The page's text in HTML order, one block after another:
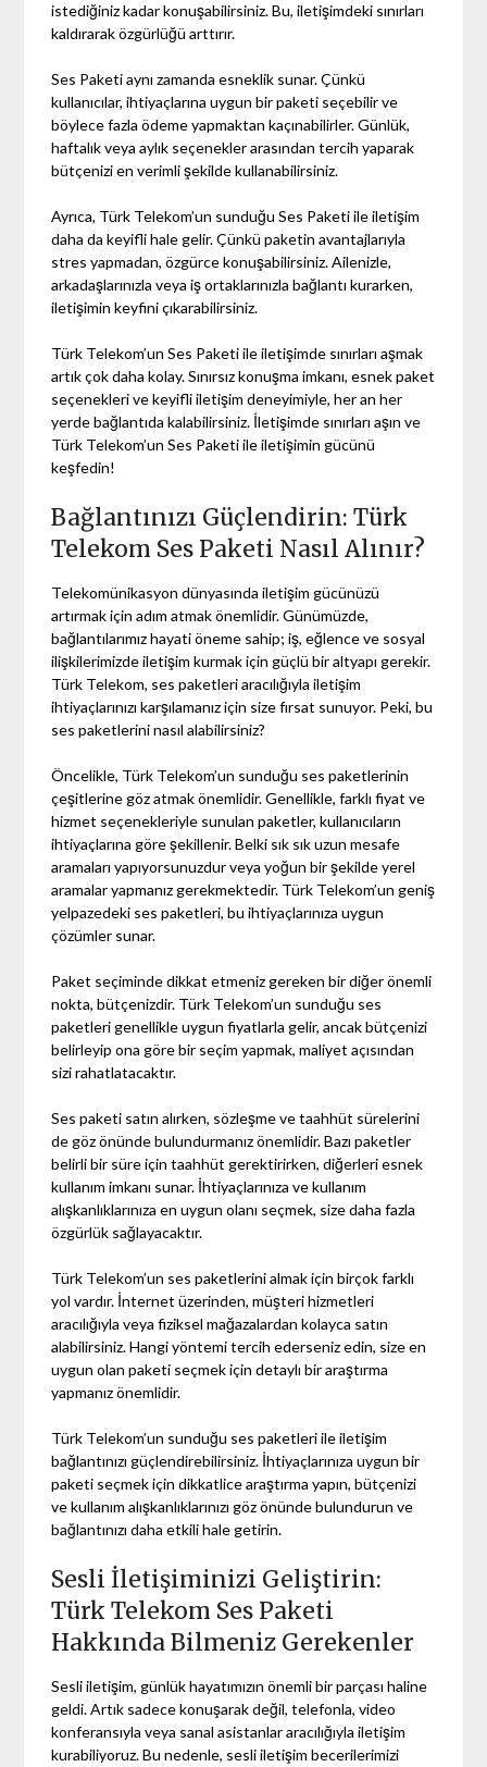
istediğiniz kadar konuşabilirsiniz. Bu, iletişimdeki sınırları
kaldırarak özgürlüğü arttırır.
Ses Paketi aynı zamanda esneklik sunar. Çünkü
kullanıcılar, ihtiyaçlarına uygun bir paketi seçebilir ve
böylece fazla ödeme yapmaktan kaçınabilirler. Günlük,
haftalık veya aylık seçenekler arasından tercih yaparak
bütçenizi en verimli şekilde kullanabilirsiniz.
Ayrıca, Türk Telekom’un sunduğu Ses Paketi ile iletişim
daha da keyifli hale gelir. Çünkü paketin avantajlarıyla
stres yapmadan, özgürce konuşabilirsiniz. Ailenizle,
arkadaşlarınızla veya iş ortaklarınızla bağlantı kurarken,
iletişimin keyfini çıkarabilirsiniz.
Türk Telekom’un Ses Paketi ile iletişimde sınırları aşmak
artık çok daha kolay. Sınırsız konuşma imkanı, esnek paket
seçenekleri ve keyifli iletişim deneyimiyle, her an her
yerde bağlantıda kalabilirsiniz. İletişimde sınırları aşın ve
Türk Telekom’un Ses Paketi ile iletişimin gücünü
keşfedin!
Bağlantınızı Güçlendirin: Türk
Telekom Ses Paketi Nasıl Alınır?
Telekomünikasyon dünyasında iletişim gücünüzü
artırmak için adım atmak önemlidir. Günümüzde,
bağlantılarımız hayati öneme sahip; iş, eğlence ve sosyal
ilişkilerimizde iletişim kurmak için güçlü bir altyapı gerekir.
Türk Telekom, ses paketleri aracılığıyla iletişim
ihtiyaçlarınızı karşılamanız için size fırsat sunuyor. Peki, bu
ses paketlerini nasıl alabilirsiniz?
Öncelikle, Türk Telekom’un sunduğu ses paketlerinin
çeşitlerine göz atmak önemlidir. Genellikle, farklı fiyat ve
hizmet seçenekleriyle sunulan paketler, kullanıcıların
ihtiyaçlarına göre şekillenir. Belki sık sık uzun mesafe
aramaları yapıyorsunuzdur veya yoğun bir şekilde yerel
aramalar yapmanız gerekmektedir. Türk Telekom’un geniş
yelpazedeki ses paketleri, bu ihtiyaçlarınıza uygun
çözümler sunar.
Paket seçiminde dikkat etmeniz gereken bir diğer önemli
nokta, bütçenizdir. Türk Telekom’un sunduğu ses
paketleri genellikle uygun fiyatlarla gelir, ancak bütçenizi
belirleyip ona göre bir seçim yapmak, maliyet açısından
sizi rahatlatacaktır.
Ses paketi satın alırken, sözleşme ve taahhüt sürelerini
de göz önünde bulundurmanız önemlidir. Bazı paketler
belirli bir süre için taahhüt gerektirirken, diğerleri esnek
kullanım imkanı sunar. İhtiyaçlarınıza ve kullanım
alışkanlıklarınıza en uygun olanı seçmek, size daha fazla
özgürlük sağlayacaktır.
Türk Telekom’un ses paketlerini almak için birçok farklı
yol vardır. İnternet üzerinden, müşteri hizmetleri
aracılığıyla veya fiziksel mağazalardan kolayca satın
alabilirsiniz. Hangi yöntemi tercih ederseniz edin, size en
uygun olan paketi seçmek için detaylı bir araştırma
yapmanız önemlidir.
Türk Telekom’un sunduğu ses paketleri ile iletişim
bağlantınızı güçlendirebilirsiniz. İhtiyaçlarınıza uygun bir
paketi seçmek için dikkatlice araştırma yapın, bütçenizi
ve kullanım alışkanlıklarınızı göz önünde bulundurun ve
bağlantınızı daha etkili hale getirin.
Sesli İletişiminizi Geliştirin:
Türk Telekom Ses Paketi
Hakkında Bilmeniz Gerekenler
Sesli iletişim, günlük hayatımızın önemli bir parçası haline
geldi. Artık sadece konuşarak değil, telefonla, video
konferansıyla veya sanal asistanlar aracılığıyla iletişim
kurabiliyoruz. Bu nedenle, sesli iletişim becerilerimizi